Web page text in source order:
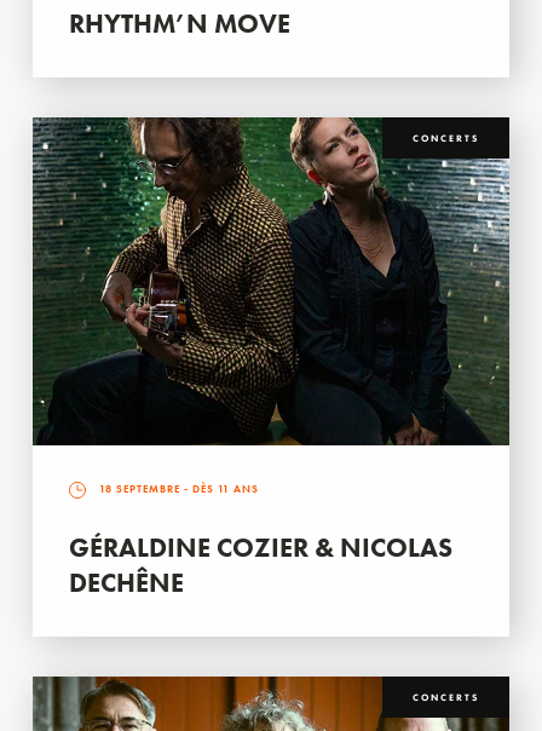
RHYTHM’N MOVE
CONCERTS
18 SEPTEMBRE - DÈS 11 ANS
GÉRALDINE COZIER & NICOLAS
DECHÊNE
CONCERTS